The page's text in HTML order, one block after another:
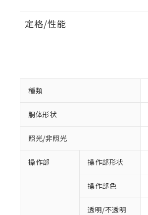
定格/性能
種類
胴体形状
照光/非照光
操作部 操作部形状
操作部色
透明/不透明